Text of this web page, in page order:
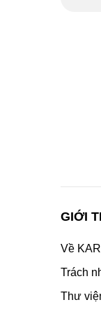
GIỚI
Về
Trách
Thư